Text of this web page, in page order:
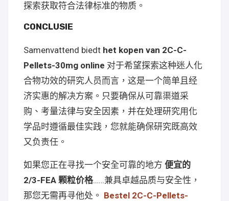
探索获取符合法律标准的物质。
CONCLUSIE
Samenvattend biedt het kopen van 2C-C-
Pellets-30mg online 对于希望探索这种迷人化
合物功效的研究人员而言，这是一个简单且经
济实惠的解决方案。只要确保从可靠渠道采
购、考量法律与安全因素，并在处理研究用化
学品时遵循最佳实践，您就能确保研究既高效
又负责任。
如果您正在寻找一个安全可靠的地方 便宜的
2/3-FEA 颗粒价格……兼具卓越品质与安全性，
那您无需再寻他处。 Bestel 2C-C-Pellets-